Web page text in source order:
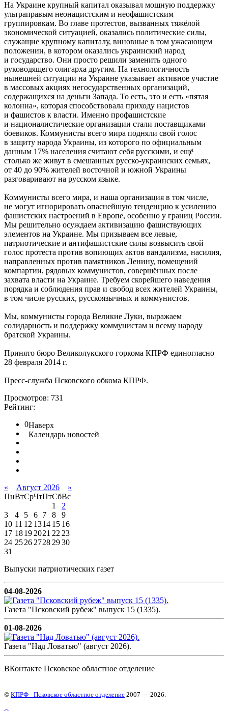
На Украине крупный капитал оказывал мощную поддержку
ультраправым неонацистским и неофашистским
группировкам. Во главе протестов, вызванных тяжёлой
экономической ситуацией, оказались политические силы,
служащие крупному капиталу, виновные в том ужасающем
положении, в котором оказались украинский народ
и государство. Они просто решили заменить одного
руководящего олигарха другим. На технологичность
нынешней ситуации на Украине указывает активное участие
в массовых акциях негосударственных организаций,
содержащихся на деньги Запада. То есть, это и есть «пятая
колонна», которая способствовала приходу нацистов
и фашистов к власти. Именно профашистские
и националистические организации стали поставщиками
боевиков. Коммунисты всего мира подняли свой голос
в защиту народа Украины, из которого по официальным
данным 17% населения считают себя русскими, и ещё
столько же живут в смешанных русско-украинских семьях,
от 40 до 90% жителей восточной и южной Украины
разговаривают на русском языке.
Коммунисты всего мира, и наша организация в том числе,
не могут игнорировать опаснейшую тенденцию к усилению
фашистских настроений в Европе, особенно у границ России.
Мы решительно осуждаем активизацию фашиствующих
элементов на Украине. Мы призываем все левые,
патриотические и антифашистские силы возвысить свой
голос протеста против вопиющих актов вандализма, насилия,
направленных против памятников Ленину, помещений
компартии, рядовых коммунистов, совершённых после
захвата власти на Украине. Требуем скорейшего наведения
порядка и соблюдения прав и свобод всех жителей Украины,
в том числе русских, русскоязычных и коммунистов.
Мы, коммунисты города Великие Луки, выражаем
солидарность и поддержку коммунистам и всему народу
братской Украины.
Принято бюро Великолукского горкома КПРФ единогласно
28 февраля 2014 г.
Пресс-служба Псковского обкома КПРФ.
Просмотров: 731
Рейтинг:
0Наверх
Календарь новостей
« Август 2026
»
ПнВтСрЧтПтСбВс
1
2
3
4 5 6 7 8
9
10 11 12 1314 15 16
17 18192021 2223
24 252627282930
31
Выпуски патриотических газет
04-08-2026
Газета "Псковский рубеж" выпуск 15 (1335).
01-08-2026
Газета "Над Ловатью" (август 2026).
ВКонтакте Псковское областное отделение
© КПРФ - Псковское областное отделение 2007 — 2026.